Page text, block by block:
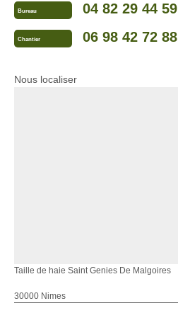
Bureau 04 82 29 44 59
Chantier 06 98 42 72 88
Nous localiser
Taille de haie Saint Genies De Malgoires
30000 Nimes